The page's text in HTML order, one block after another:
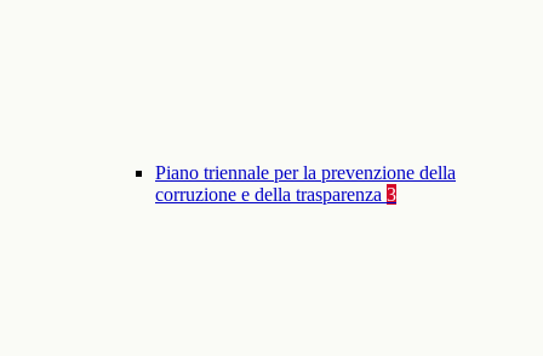
Piano triennale per la prevenzione della
corruzione e della trasparenza 3